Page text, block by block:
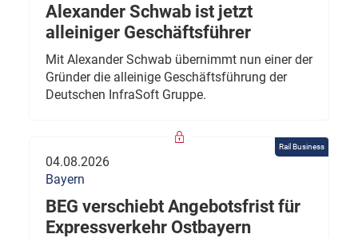
Alexander Schwab ist jetzt
alleiniger Geschäftsführer
Mit Alexander Schwab übernimmt nun einer der
Gründer die alleinige Geschäftsführung der
Deutschen InfraSoft Gruppe.
Rail Business
04.08.2026
Bayern
BEG verschiebt Angebotsfrist für
Expressverkehr Ostbayern